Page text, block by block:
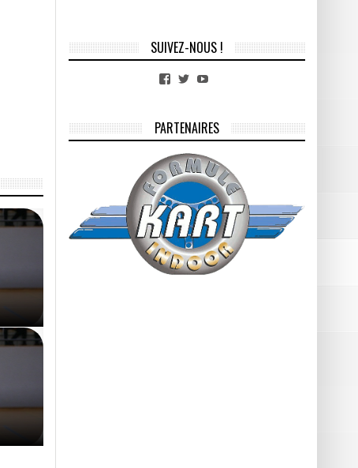
SUIVEZ-NOUS !
Facebook
Twitter
PARTENAIRES